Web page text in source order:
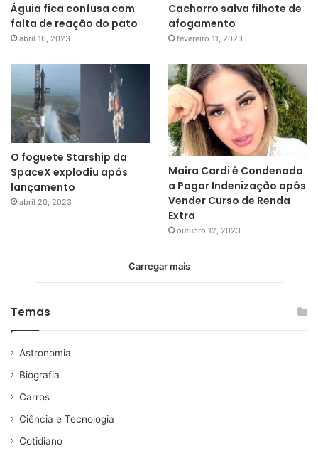
Águia fica confusa com
falta de reação do pato
abril 16, 2023
Cachorro salva filhote de
afogamento
fevereiro 11, 2023
O foguete Starship da
SpaceX explodiu após
lançamento
abril 20, 2023
Maíra Cardi é Condenada
a Pagar Indenização após
Vender Curso de Renda
Extra
outubro 12, 2023
Carregar mais
Temas
Astronomia
Biografia
Carros
Ciência e Tecnologia
Cotidiano